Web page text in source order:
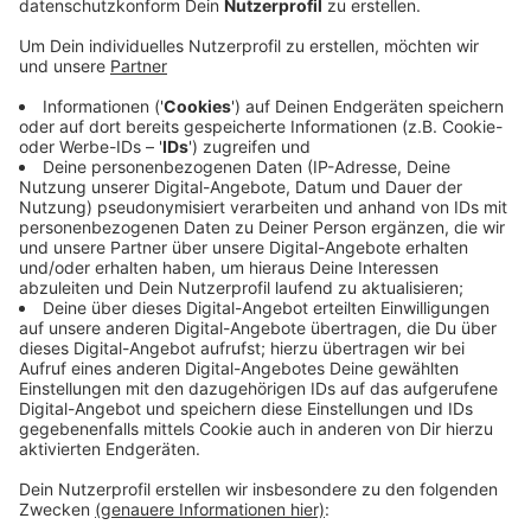
blutende Wunden am Oberschenkel des Tiers
entdeckt. Eine Tierärztin hat dann festgestellt, dass
sich das Pferd die Verletzungen nicht selbst
zugezogen haben konnte. Der Unbekannte muss einen
spitzen Gegenstand benutzt haben. Die Polizei
ermittelt jetzt und bittet auch um Zeugenhinweise.
Wer gestern zwischen 8 und 11 Uhr am Pferdestall am
Rönneter in Venn was auffälliges beobachtet hat, soll
sich bei der Polizei melden. Der Stall grenzt an die
Holter Sportstätten. Dort ist vor gut einem Monat
schonmal ein Pferd schwer im Genitalbereich verletzt
worden.